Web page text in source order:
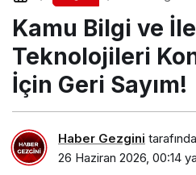
Kamu Bilgi ve
Teknolojileri
İçin Geri Sayım!
Haber Gezgini
26 Haziran 2026, 00:14